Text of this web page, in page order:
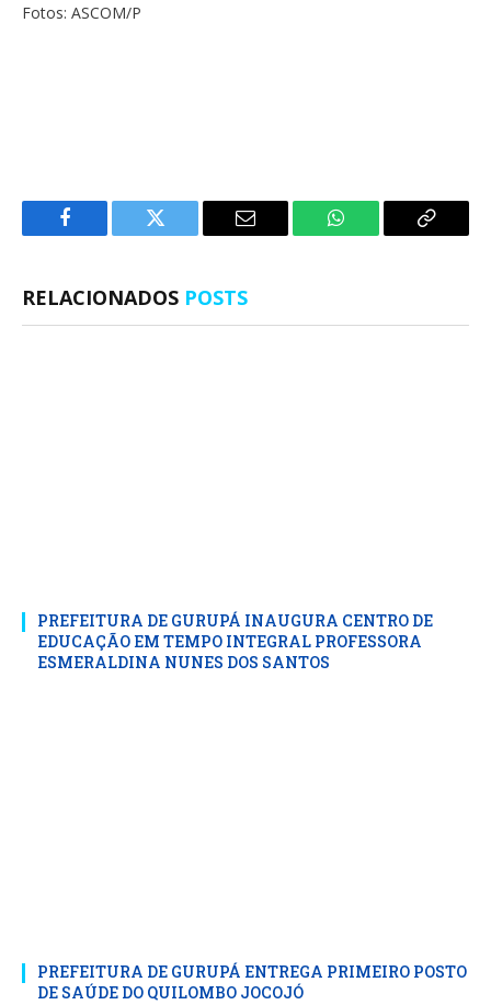
Fotos: ASCOM/P
Facebook Twitter
E-
WhatsApp Copiar
RELACIONADOS POSTS
PREFEITURA DE GURUPÁ INAUGURA CENTRO DE
EDUCAÇÃO EM TEMPO INTEGRAL PROFESSORA
ESMERALDINA NUNES DOS SANTOS
PREFEITURA DE GURUPÁ ENTREGA PRIMEIRO POSTO
DE SAÚDE DO QUILOMBO JOCOJÓ